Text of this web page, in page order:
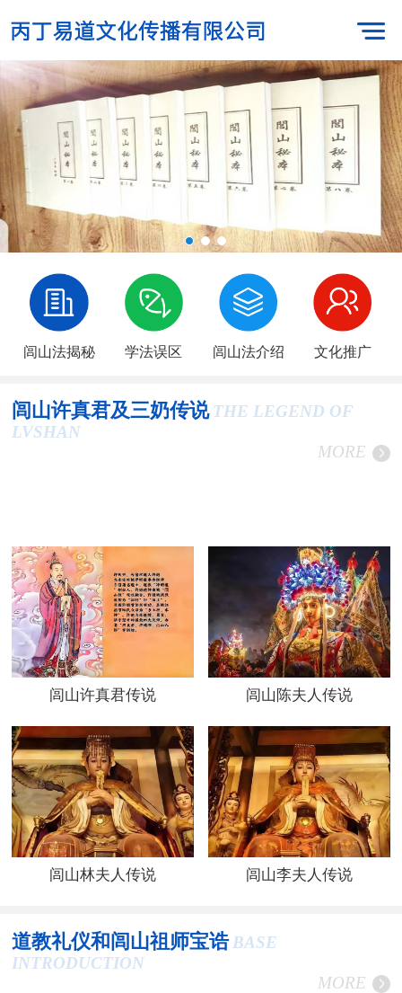
闾山法揭秘 学法误区 闾山法介绍 文化推广
闾山许真君及三奶传说 THE LEGEND OF
LVSHAN
MORE
闾山许真君传说 闾山陈夫人传说
闾山林夫人传说 闾山李夫人传说
道教礼仪和闾山祖师宝诰 BASE
INTRODUCTION
MORE